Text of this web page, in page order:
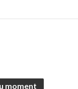
moment